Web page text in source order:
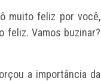
muito feliz por você,
feliz. Vamos buzinar?
a importância da